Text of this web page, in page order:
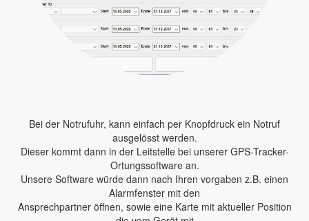
Bei der Notrufuhr, kann einfach per Knopfdruck ein Notruf
ausgelösst werden.
Dieser kommt dann in der Leitstelle bei unserer GPS-Tracker-
Ortungssoftware an.
Unsere Software würde dann nach Ihren vorgaben z.B. einen
Alarmfenster mit den
Ansprechpartner öffnen, sowie eine Karte mit aktueller Position